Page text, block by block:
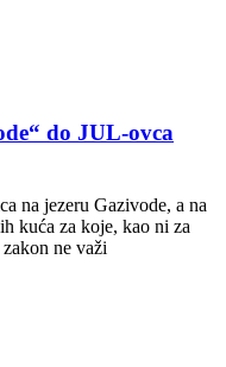
do JUL-ovca
na jezeru Gazivode, a na
kuća za koje, kao ni za
ne važi